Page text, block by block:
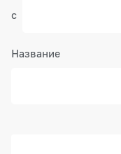
с
Название